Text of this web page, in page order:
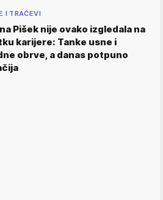
I TRAČEVI
Pišek nije ovako izgledala na
karijere: Tanke usne i
obrve, a danas potpuno